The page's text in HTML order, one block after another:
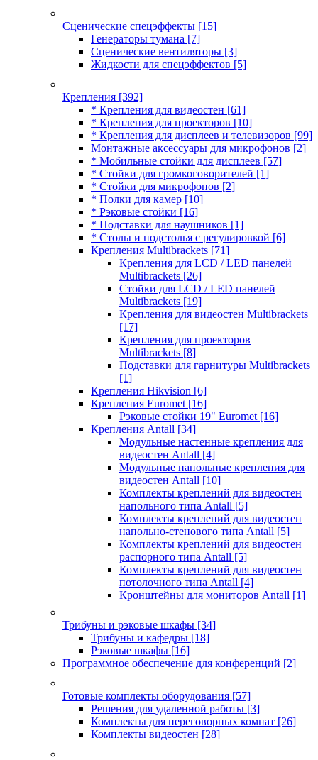
Сценические спецэффекты [15]
Генераторы тумана [7]
Сценические вентиляторы [3]
Жидкости для спецэффектов [5]
Крепления [392]
* Крепления для видеостен [61]
* Крепления для проекторов [10]
* Крепления для дисплеев и телевизоров [99]
Монтажные аксессуары для микрофонов [2]
* Мобильные стойки для дисплеев [57]
* Стойки для громкоговорителей [1]
* Стойки для микрофонов [2]
* Полки для камер [10]
* Рэковые стойки [16]
* Подставки для наушников [1]
* Столы и подстолья с регулировкой [6]
Крепления Multibrackets [71]
Крепления для LCD / LED панелей
Multibrackets [26]
Стойки для LCD / LED панелей
Multibrackets [19]
Крепления для видеостен Multibrackets
[17]
Крепления для проекторов
Multibrackets [8]
Подставки для гарнитуры Multibrackets
[1]
Крепления Hikvision [6]
Крепления Euromet [16]
Рэковые стойки 19" Euromet [16]
Крепления Antall [34]
Модульные настенные крепления для
видеостен Antall [4]
Модульные напольные крепления для
видеостен Antall [10]
Комплекты креплений для видеостен
напольного типа Antall [5]
Комплекты креплений для видеостен
напольно-стенового типа Antall [5]
Комплекты креплений для видеостен
распорного типа Antall [5]
Комплекты креплений для видеостен
потолочного типа Antall [4]
Кронштейны для мониторов Antall [1]
Трибуны и рэковые шкафы [34]
Трибуны и кафедры [18]
Рэковые шкафы [16]
Программное обеспечение для конференций [2]
Готовые комплекты оборудования [57]
Решения для удаленной работы [3]
Комплекты для переговорных комнат [26]
Комплекты видеостен [28]